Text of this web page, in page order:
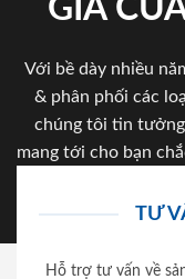
GIA
Với bề dày nhiều
& phân phối các
chúng tôi tin tưởng
mang tới cho bạn
TƯ
Hỗ trợ tư vấn về